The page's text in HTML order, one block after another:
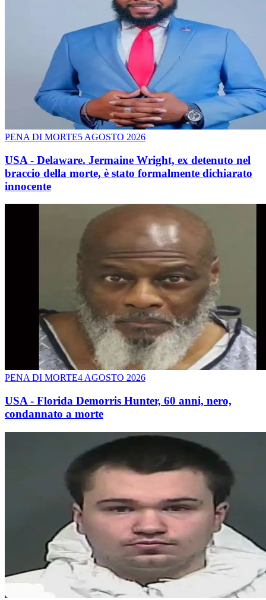
PENA DI MORTE5 AGOSTO 2026
USA - Delaware. Jermaine Wright, ex detenuto nel
braccio della morte, è stato formalmente dichiarato
innocente
PENA DI MORTE4 AGOSTO 2026
USA - Florida Demorris Hunter, 60 anni, nero,
condannato a morte